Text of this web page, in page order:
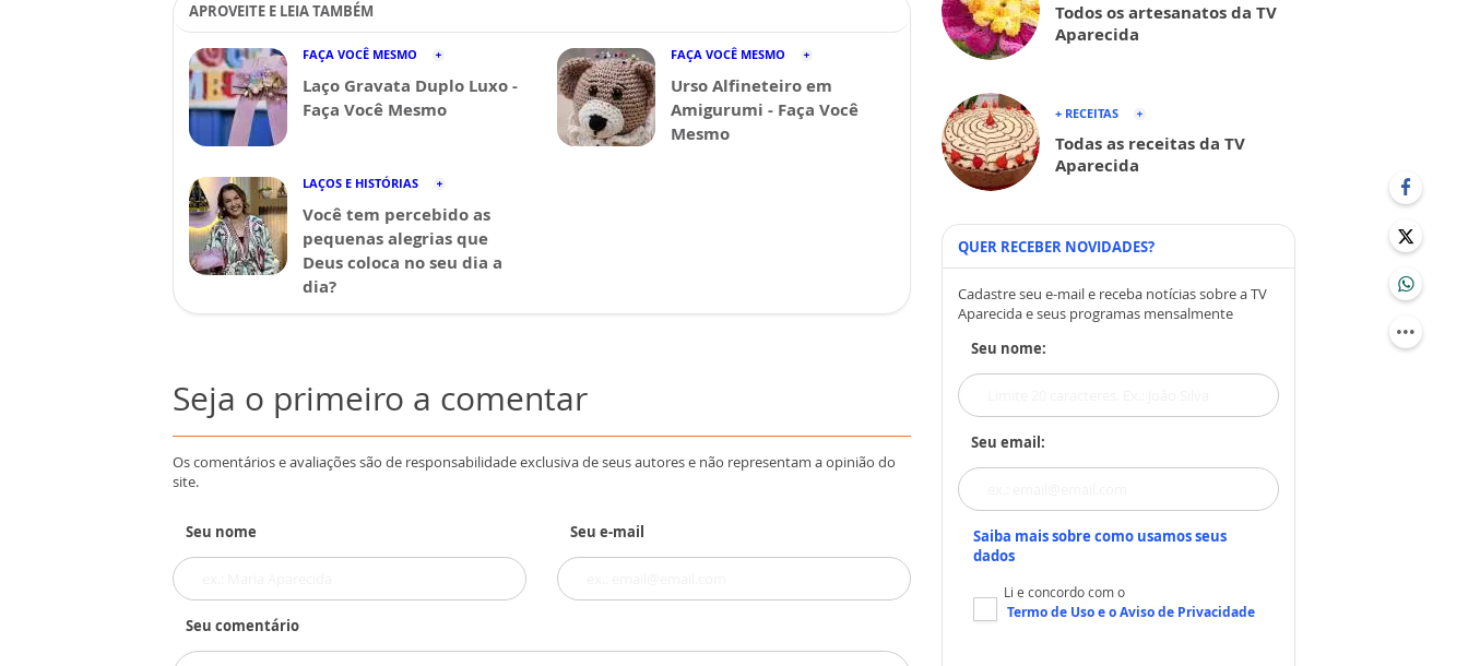
APROVEITE E LEIA TAMBÉM
FAÇA VOCÊ MESMO
Laço Gravata Duplo Luxo -
Faça Você Mesmo
FAÇA VOCÊ MESMO
Urso Alfineteiro em
Amigurumi - Faça Você
Mesmo
LAÇOS E HISTÓRIAS
Você tem percebido as
pequenas alegrias que
Deus coloca no seu dia a
dia?
Seja o primeiro a comentar
Os comentários e avaliações são de responsabilidade exclusiva de seus autores e não representam a opinião do
site.
Seu nome Seu e-mail
Seu comentário
Todos os artesanatos da TV
Aparecida
+ RECEITAS
Todas as receitas da TV
Aparecida
QUER RECEBER NOVIDADES?
Cadastre seu e-mail e receba notícias sobre a TV
Aparecida e seus programas mensalmente
Seu nome:
Seu email:
Saiba mais sobre como usamos seus
dados
Li e concordo com o
Termo de Usoe oAviso de Privacidade